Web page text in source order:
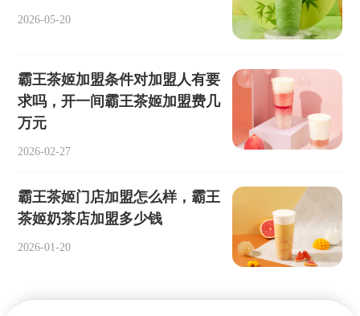
2026-05-20
霸王茶姬加盟条件对加盟人有要
求吗，开一间霸王茶姬加盟费几
万元
2026-02-27
霸王茶姬门店加盟怎么样，霸王
茶姬奶茶店加盟多少钱
2026-01-20